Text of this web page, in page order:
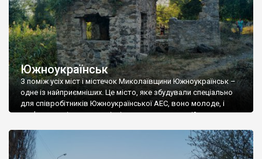
Южноукраїнськ
З поміж усіх міст і містечок Миколаївщини Южноукраїнськ –
одне із найприємніших. Це місто, яке збудували спеціально
для співробітників Южноукраїнської АЕС, воно молоде, і
пам’яток архітектури в місті немає, але ми постійно
більше української мови, ніж в інших містах південного сходу,
тут чисто і затишно, нормальна […]